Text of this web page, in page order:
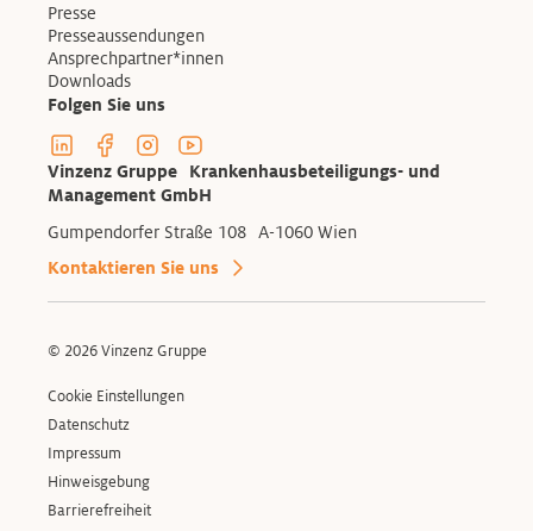
Presse
Presseaussendungen
Ansprechpartner*innen
Downloads
Folgen Sie uns
Linkedin Profil der Vinzenzgruppe
Facebook Profil der Vinzenzgruppe
Instagram Profil der Vinzenzgruppe
Youtube Kanal der Vinzenzgruppe
Vinzenz Gruppe Krankenhausbeteiligungs- und
Management GmbH
Gumpendorfer Straße 108 A-1060 Wien
Kontaktieren Sie uns
© 2026 Vinzenz Gruppe
Cookie Einstellungen
Datenschutz
Impressum
Hinweisgebung
Barrierefreiheit